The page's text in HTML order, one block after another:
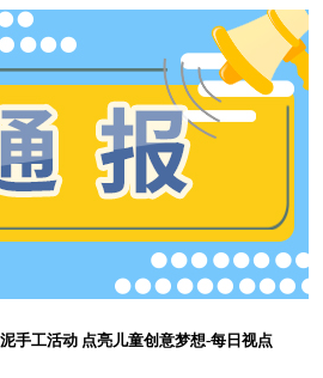
手工活动 点亮儿童创意梦想-每日视点